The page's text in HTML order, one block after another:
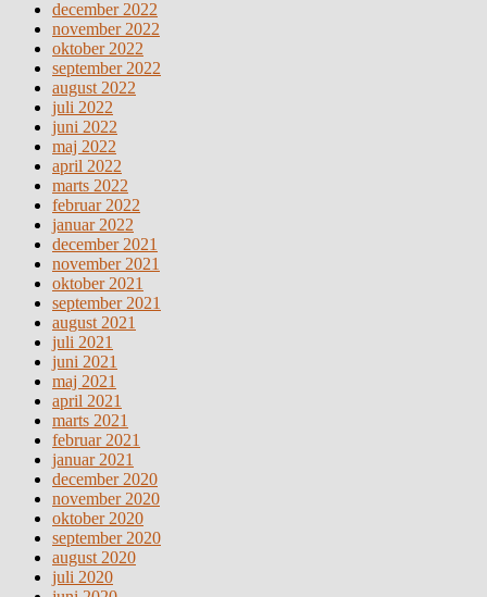
december 2022
november 2022
oktober 2022
september 2022
august 2022
juli 2022
juni 2022
maj 2022
april 2022
marts 2022
februar 2022
januar 2022
december 2021
november 2021
oktober 2021
september 2021
august 2021
juli 2021
juni 2021
maj 2021
april 2021
marts 2021
februar 2021
januar 2021
december 2020
november 2020
oktober 2020
september 2020
august 2020
juli 2020